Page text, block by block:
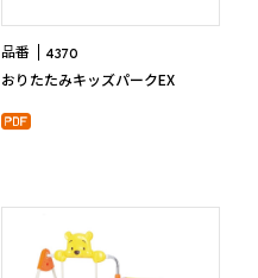
品番 4370
おりたたみキッズパークEX